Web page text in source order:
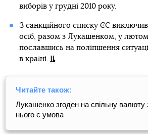
виборів у грудні 2010 року.
З санкційного списку ЄС виключив
осіб, разом з Лукашенком, у
пославшись на поліпшення
в країні.
Читайте також:
Лукашенко згоден на спільну валюту
нього є умова